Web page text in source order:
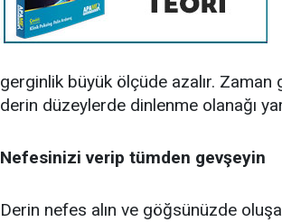
gerginlik büyük ölçüde azalır.
derin düzeylerde dinlenme olanağı
Nefesinizi verip tümden gevşeyin
Derin nefes alın ve göğsünüzde